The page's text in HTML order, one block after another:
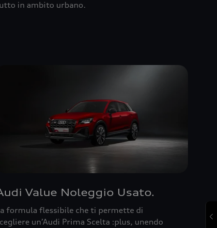
in ambito urbano.
Value Noleggio Usato.
formula flessibile che ti permette di
un’Audi Prima Scelta :plus, unendo